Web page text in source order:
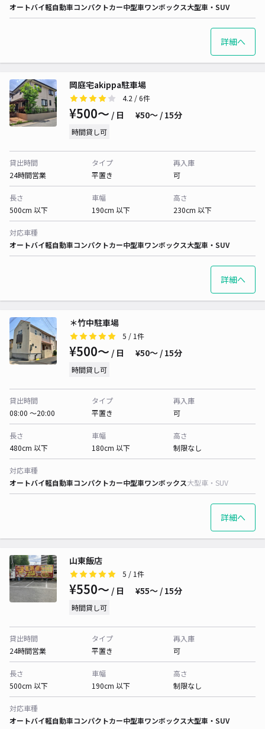
オートバイ軽自動車コンパクトカー中型車ワンボックス大型車・SUV
詳細へ
岡庭宅akippa駐車場
4.2 / 6件
¥500〜 / 日 ¥50〜 / 15分
時間貸し可
貸出時間
24時間営業
タイプ
平置き
再入庫
可
長さ
500cm 以下
車幅
190cm 以下
高さ
230cm 以下
対応車種
オートバイ軽自動車コンパクトカー中型車ワンボックス大型車・SUV
詳細へ
＊竹中駐車場
5 / 1件
¥500〜 / 日 ¥50〜 / 15分
時間貸し可
貸出時間
08:00 〜20:00
タイプ
平置き
再入庫
可
長さ
480cm 以下
車幅
180cm 以下
高さ
制限なし
対応車種
オートバイ軽自動車コンパクトカー中型車ワンボックス大型車・SUV
詳細へ
山東飯店
5 / 1件
¥550〜 / 日 ¥55〜 / 15分
時間貸し可
貸出時間
24時間営業
タイプ
平置き
再入庫
可
長さ
500cm 以下
車幅
190cm 以下
高さ
制限なし
対応車種
オートバイ軽自動車コンパクトカー中型車ワンボックス大型車・SUV